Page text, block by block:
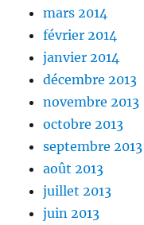
mars 2014
février 2014
janvier 2014
décembre 2013
novembre 2013
octobre 2013
septembre 2013
août 2013
juillet 2013
juin 2013